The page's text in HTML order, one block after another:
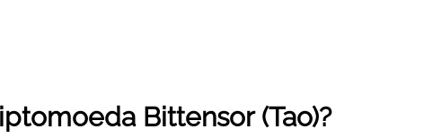
Bittensor (Tao)?